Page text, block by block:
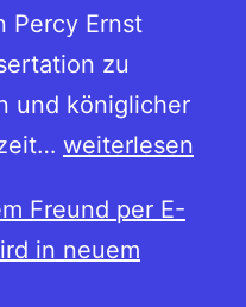
Percy Ernst
zu
und königlicher
Norbert
Moneta
regis.
weiterlesen
Freund per E-
in neuem